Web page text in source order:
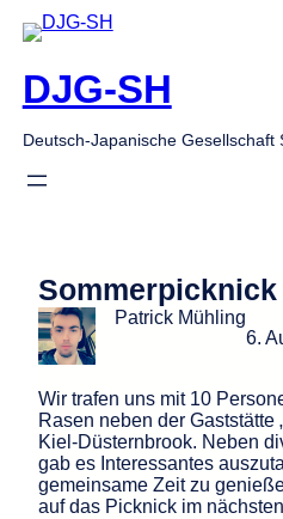
Zum
Inhalt
DJG-SH
Deutsch-Japanische Gesellschaft
Sommerpicknick
Patrick Mühling
6.
Wir trafen uns mit 10
Rasen neben der Gaststätte
Kiel-Düsternbrook. Neben
gab es Interessantes
gemeinsame Zeit zu
auf das Picknick im